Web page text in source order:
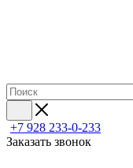
+7 928 233-0-233
Заказать звонок